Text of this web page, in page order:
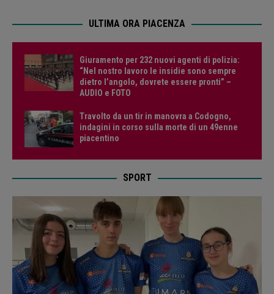
ULTIMA ORA PIACENZA
Giuramento per 232 nuovi agenti di polizia:
“Nel nostro lavoro le insidie sono sempre
dietro l’angolo, dovrete essere pronti” –
AUDIO e FOTO
Travolto da un tir in manovra a Codogno,
indagini in corso sulla morte di un 49enne
piacentino
SPORT